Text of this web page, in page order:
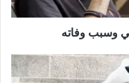
وسبب وفاته